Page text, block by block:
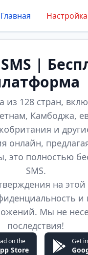
Главная
|
из 128 стран,
Камбоджа,
и
это полностью
SMS.
на
и
Мы не
последствия!
on the
Store
Get